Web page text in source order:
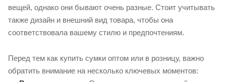
вещей, однако они бывают очень разные. Стоит учитывать
также дизайн и внешний вид товара, чтобы она
соответствовала вашему стилю и предпочтениям.
Перед тем как купить сумки оптом или в розницу, важно
обратить внимание на несколько ключевых моментов: